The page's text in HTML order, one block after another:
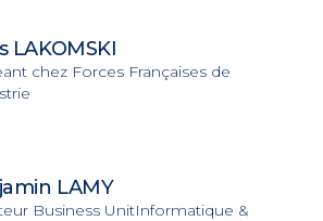
LAKOMSKI
chez Forces Françaises de
LAMY
Business UnitInformatique &